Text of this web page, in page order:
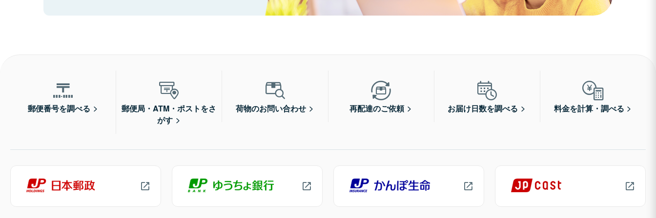
郵便番号を調べる
郵便局・ATM・ポストをさ
がす
荷物のお問い合わせ 再配達のご依頼 お届け日数を調べる 料金を計算・調べる